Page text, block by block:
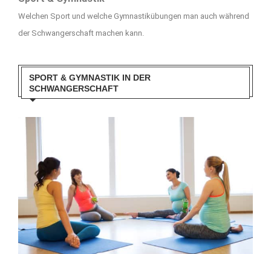
Welchen Sport und welche Gymnastikübungen man auch während
der Schwangerschaft machen kann.
SPORT & GYMNASTIK IN DER
SCHWANGERSCHAFT